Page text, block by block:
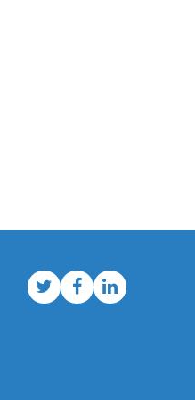
TwitterFacebook
LinkedIn